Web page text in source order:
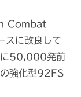
Combat
に改良して
に50,000発前
の強化型92FS